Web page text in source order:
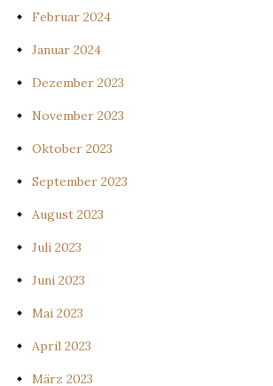
Februar 2024
Januar 2024
Dezember 2023
November 2023
Oktober 2023
September 2023
August 2023
Juli 2023
Juni 2023
Mai 2023
April 2023
März 2023